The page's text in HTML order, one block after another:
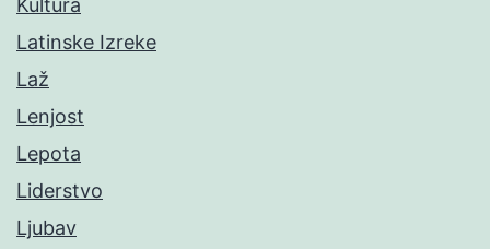
Kultura
Latinske Izreke
Laž
Lenjost
Lepota
Liderstvo
Ljubav